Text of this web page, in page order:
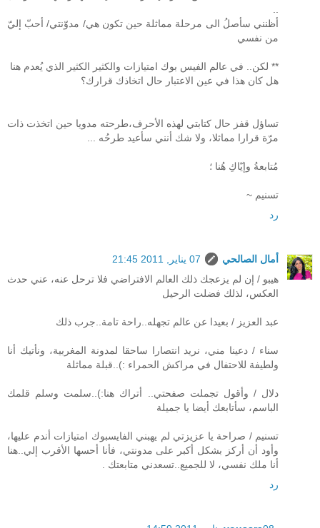
أظنني سأصلُ الى مرحلة مماثلة حين تكون هي/ مدوّنتي/ أحبّ إليّ
من نفسي
** لكن.. في عالم الفيس بوك امتيازات والكثير الكثير الذي يُعدم هنا
هل كان هذا في عين الاعتبار حال اتخاذك قرارك؟
تساؤل قفز حال كتابتي لهذه الأحرف،طرحته مدويا حين اتخذت ذات
مرّة قرارا مماثلا، ولا شك أنني سأعيد طرحُه ...
مُتابعةُ وإيّاكِ هُنا ؛
تسنيم ~
رد
أمال الصالحي
07 يناير, 2011 21:45
هيبو / إن لم يزعجك ذلك العالم الافتراضي فلا ترحل عنه، عني حدث
العكس، لذلك فضلت الرحيل
عبد العزيز / بعيدا عن عالم تجهله..راحة تامة..جرب ذلك
سناء / دعينا مني، نريد انتصارا ساحقا لمدونة المغربية، ونأتيك أنا
ولطيفة للاحتفال في مراكش الحمراء :)..قبلة مماثلة
دلال / وأقول تجملت صفحتي.. أتراك هنا:)..سلمت وسلم قلمك
الباسم، سأتابعك أيضا يا جميلة
تسنيم / صراحة يا عزيزتي لم يهبني الفايسبوك امتيازات أندم عليها،
وأود أن أركز بشكل أكبر على مدونتي، فأنا أحسها الأقرب إلي..هنا
أنا ملك نفسي، لا للجميع..تسعدني متابعتك .
رد